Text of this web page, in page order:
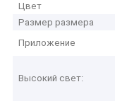
Цвет
Размер размера
Приложение
Высокий свет: